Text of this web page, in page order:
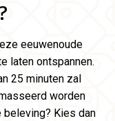
eeuwenoude
laten ontspannen.
25 minuten zal
worden
beleving? Kies dan